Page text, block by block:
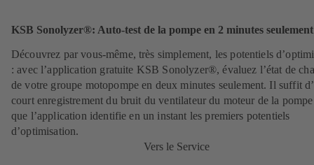
KSB Sonolyzer®: Auto-test de la pompe en 2 minutes seulement
Découvrez par vous-même, très simplement, les potentiels
: avec l’application gratuite KSB Sonolyzer®, évaluez l’état de
de votre groupe motopompe en deux minutes seulement. Il suffit
court enregistrement du bruit du ventilateur du moteur de la
que l’application identifie en un instant les premiers potentiels
d’optimisation.
Vers le Service